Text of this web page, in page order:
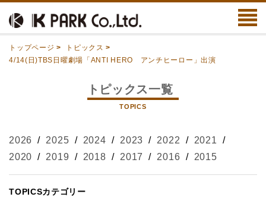
トップページ > トピックス >
4/14(日)TBS日曜劇場「ANTI HERO アンチヒーロー」出演
トピックス一覧
TOPICS
2026 / 2025 / 2024 / 2023 / 2022 / 2021 /
2020 / 2019 / 2018 / 2017 / 2016 / 2015
TOPICSカテゴリー